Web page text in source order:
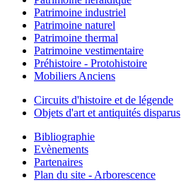
Patrimoine industriel
Patrimoine naturel
Patrimoine thermal
Patrimoine vestimentaire
Préhistoire - Protohistoire
Mobiliers Anciens
Circuits d'histoire et de légende
Objets d'art et antiquités disparus
Bibliographie
Evènements
Partenaires
Plan du site - Arborescence